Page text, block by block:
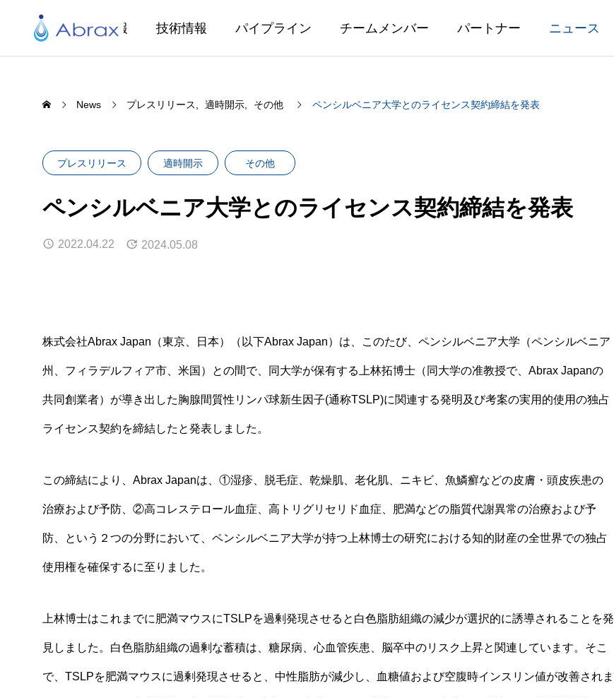
企業情報 技術情報 パイプライン チームメンバー パートナー ニュース
News プレスリリース 適時開示 その他 ペンシルベニア大学とのライセンス契約締結を発表
プレスリリース 適時開示 その他
ペンシルベニア大学とのライセンス契約締結を発表
2022.04.22 2024.05.08
株式会社Abrax Japan（東京、日本）（以下Abrax Japan）は、このたび、ペンシルベニア大学（ペンシルベニア
州、フィラデルフィア市、米国）との間で、同大学が保有する上林拓博士（同大学の准教授で、Abrax Japanの
共同創業者）が導き出した胸腺間質性リンパ球新生因子(通称TSLP)に関連する発明及び考案の実用的使用の独占
ライセンス契約を締結したと発表しました。
この締結により、Abrax Japanは、①湿疹、脱毛症、乾燥肌、老化肌、ニキビ、魚鱗癬などの皮膚・頭皮疾患の
治療および予防、②高コレステロール血症、高トリグリセリド血症、肥満などの脂質代謝異常の治療および予
防、という２つの分野において、ペンシルベニア大学が持つ上林博士の研究における知的財産の全世界での独占
使用権を確保するに至りました。
上林博士はこれまでに肥満マウスにTSLPを過剰発現させると白色脂肪組織の減少が選択的に誘導されることを発
見しました。白色脂肪組織の過剰な蓄積は、糖尿病、心血管疾患、脳卒中のリスク上昇と関連しています。そこ
で、TSLPを肥満マウスに過剰発現させると、中性脂肪が減少し、血糖値および空腹時インスリン値が改善されま